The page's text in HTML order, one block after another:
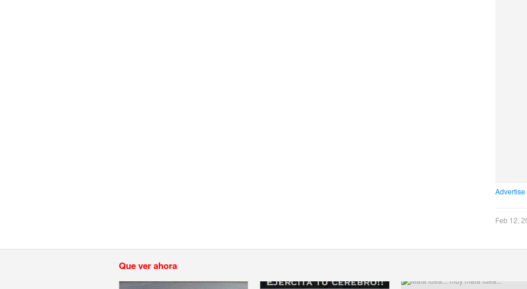
Feb 12,
Que ver ahora